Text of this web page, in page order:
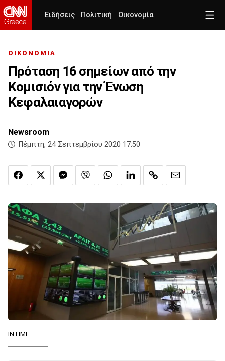
Ειδήσεις Πολιτική Οικονομία
ΟΙΚΟΝΟΜΙΑ
Πρόταση 16 σημείων από την
Κομισιόν για την Ένωση
Κεφαλαιαγορών
Newsroom
Πέμπτη, 24 Σεπτεμβρίου 2020 17:50
INTIME